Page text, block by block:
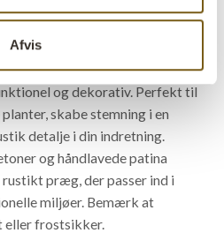
Afvis
er et ægte stykke håndværk
Rillerne og de praktiske
og dekorativ. Perfekt til
skabe stemning i en
detalje i din indretning.
og håndlavede patina
præg, der passer ind i
miljøer. Bemærk at
frostsikker.